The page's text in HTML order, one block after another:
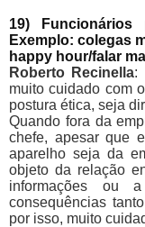
19) Funcionários
Exemplo: colegas
happy hour/falar
Roberto Recinella:
muito cuidado com
postura ética, seja
Quando fora da
chefe, apesar que
aparelho seja da
objeto da relação
informações ou
consequências
por isso, muito